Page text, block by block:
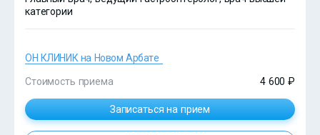
категории
ОН КЛИНИК на Новом Арбате
Стоимость приема 4 600 ₽
Записаться на прием